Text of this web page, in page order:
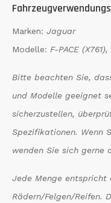
Marken: Jaguar
Modelle: F-PACE (X761),
Bitte beachten Sie,
und Modelle geeignet
sicherzustellen,
Spezifikationen. Wenn
wenden Sie sich gerne
Jede Menge entspricht
Rädern/Felgen/Reifen.